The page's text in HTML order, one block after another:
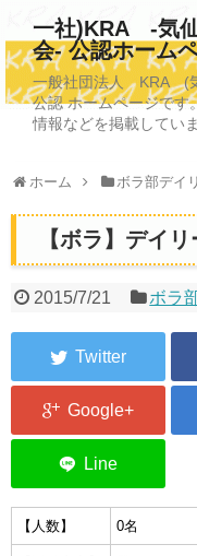
一社)KRA -気
会- 公認ホーム
一般社団法人 KRA (
公認 ホームページです
情報などを掲載していま
ホーム ボラ部デイ
【ボラ】デイ
2015/7/21 ボラ
【人数】 0名
TOPページ
KRAについて
写真救済事業
福祉事業
埋蔵発掘/資料整備
2026年3月11日捜
集中捜索活動の記